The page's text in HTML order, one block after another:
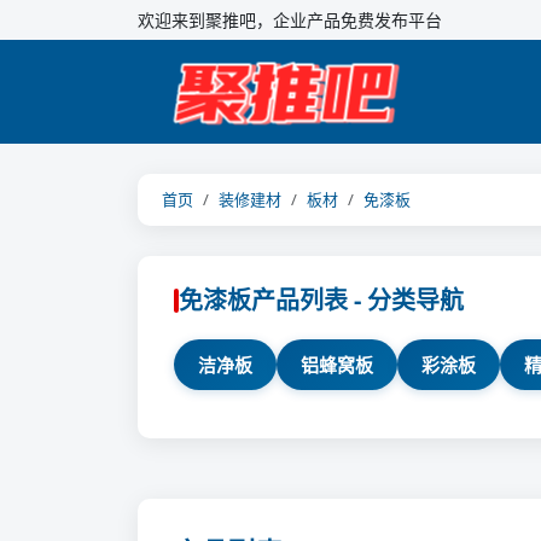
欢迎来到聚推吧，企业产品免费发布平台
首页 装修建材 板材 免漆板
免漆板产品列表 - 分类导航
洁净板 铝蜂窝板 彩涂板